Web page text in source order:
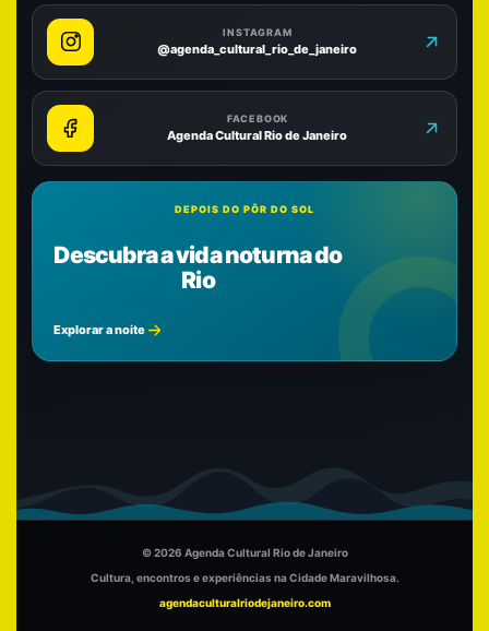
INSTAGRAM
@agenda_cultural_rio_de_janeiro
FACEBOOK
Agenda Cultural Rio de Janeiro
DEPOIS DO PÔR DO SOL
Descubra a vida noturna do
Rio
Explorar a noite
© 2026 Agenda Cultural Rio de Janeiro
Cultura, encontros e experiências na Cidade Maravilhosa.
agendaculturalriodejaneiro.com